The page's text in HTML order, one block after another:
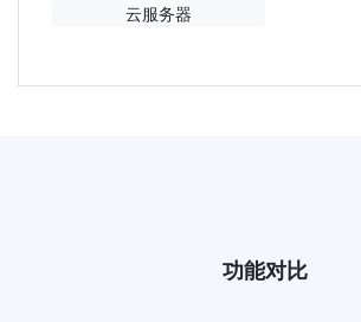
云服务器
功能对比